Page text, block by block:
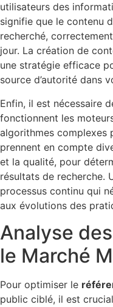
utilisateurs des
signifie que le contenu
recherché,
jour. La création de
une stratégie efficace
source d’autorité dans
Enfin, il est nécessaire
fonctionnent les
algorithmes complexes
prennent en compte
et la qualité, pour
résultats de recherche.
processus continu qui
aux évolutions des
Analyse
le Marché
Pour optimiser le
public ciblé, il est